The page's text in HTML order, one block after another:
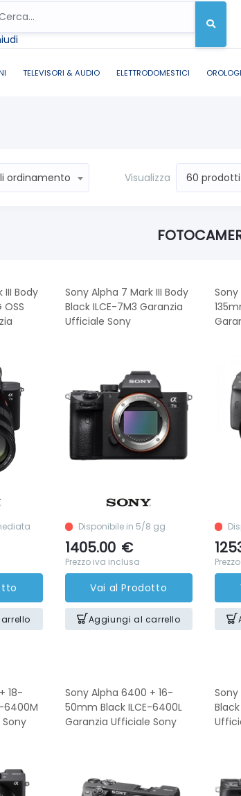
TELEVISORI & AUDIO ELETTRODOMESTICI
ordinamento Visualizza 60 prodotti
III Body
Sony Alpha 7 Mark III Body
Black ILCE-7M3 Garanzia
Ufficiale Sony
Disponibile in 5/8 gg
1405.00 €
Prezzo iva inclusa
Vai al Prodotto
Aggiungi al carrello
18-
6400M
Sony Alpha 6400 + 16-
50mm Black ILCE-6400L
Garanzia Ufficiale Sony